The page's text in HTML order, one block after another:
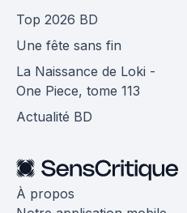
Top 2026 BD
Une fête sans fin
La Naissance de Loki -
One Piece, tome 113
Actualité BD
À propos